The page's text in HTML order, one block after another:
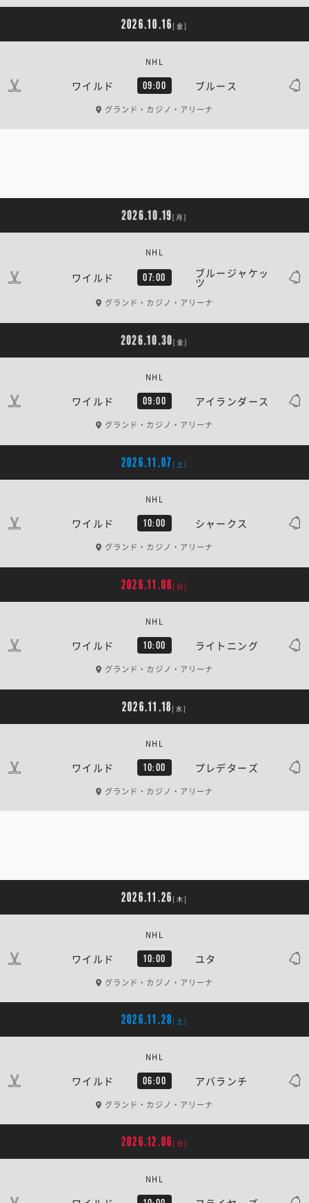
2026.10.16 [金]
ワイルド 09:00 ブルース
NHL
グランド・カジノ・アリーナ
2026.10.19[月]
ワイルド 07:00 ブルージャケッ
ツ
NHL
グランド・カジノ・アリーナ
2026.10.30[金]
ワイルド 09:00 アイランダース
NHL
グランド・カジノ・アリーナ
2026.11.07 [土]
ワイルド 10:00 シャークス
NHL
グランド・カジノ・アリーナ
2026.11.08 [日]
ワイルド 10:00 ライトニング
NHL
グランド・カジノ・アリーナ
2026.11.18 [水]
ワイルド 10:00 プレデターズ
NHL
グランド・カジノ・アリーナ
2026.11.26 [木]
ワイルド 10:00 ユタ
NHL
グランド・カジノ・アリーナ
2026.11.28 [土]
ワイルド 06:00 アバランチ
NHL
グランド・カジノ・アリーナ
2026.12.06 [日]
NHL